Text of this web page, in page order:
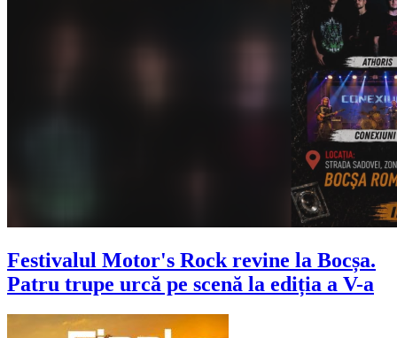
Festivalul Motor's Rock revine la Bocșa.
Patru trupe urcă pe scenă la ediția a V-a